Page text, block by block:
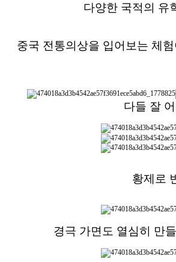
다양한 국적의 유
중국 전통의상을 입어보는 체
다들 잘
황제로
경극 가면도 열심히 만